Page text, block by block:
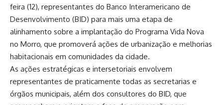
feira (12), representantes do Banco Interamericano de
Desenvolvimento (BID) para mais uma etapa de
alinhamento sobre a implantação do Programa Vida Nova
no Morro, que promoverá ações de urbanização e melhorias
habitacionais em comunidades da cidade.
As ações estratégicas e intersetoriais envolvem
representantes de praticamente todas as secretarias e
órgãos municipais, além dos consultores do BID, que